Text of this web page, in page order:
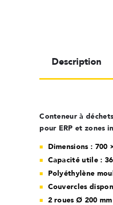
Description
Conteneur à
pour ERP et zones
Dimensions : 700
Capacité utile :
Polyéthylène
Couvercles
2 roues Ø 200